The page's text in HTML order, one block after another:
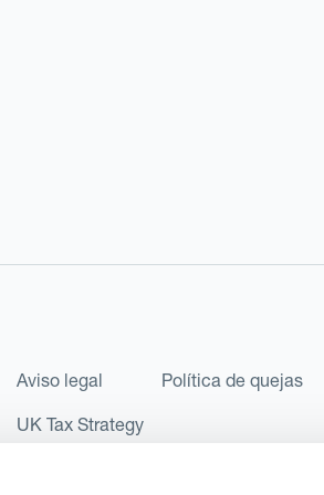
Aviso legal
UK Tax Strategy
Política de quejas